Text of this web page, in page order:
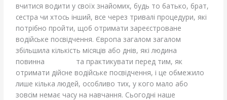
вчитися водити у своїх знайомих, будь то батько, брат,
сестра чи хтось інший, все через тривалі процедури, які
потрібно пройти, щоб отримати зареєстроване
водійське посвідчення. Європа загалом загалом
збільшила кількість місяців або днів, які людина
повинна
та практикувати перед тим, як
отримати дійсне водійське посвідчення, і це обмежило
лише кілька людей, особливо тих, у кого мало або
зовсім немає часу на навчання. Сьогодні наше